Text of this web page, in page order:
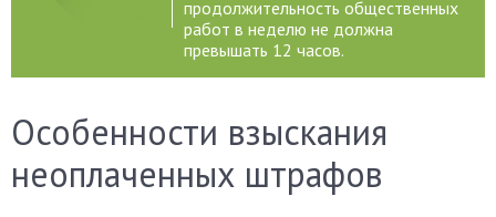
продолжительность общественных
работ в неделю не должна
превышать 12 часов.
Особенности взыскания
неоплаченных штрафов